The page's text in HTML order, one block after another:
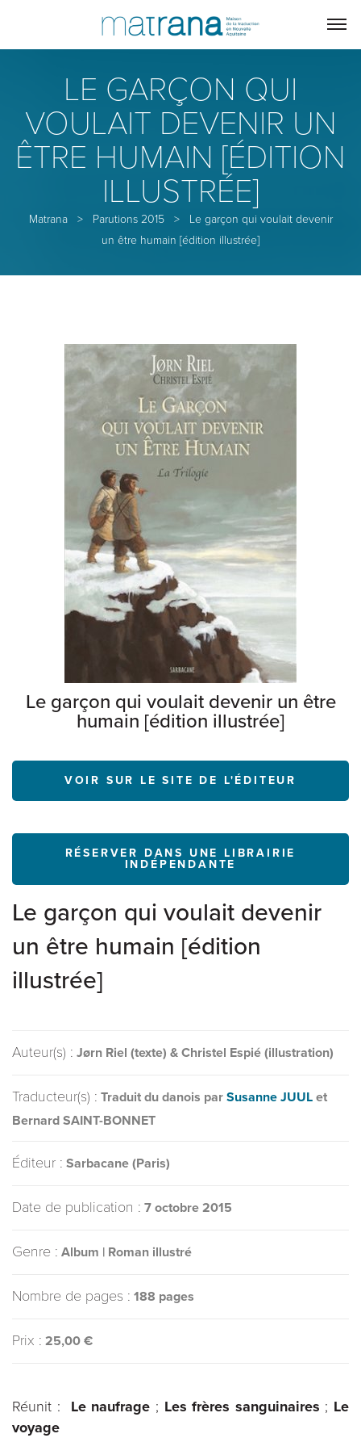
LE GARÇON QUI
VOULAIT DEVENIR UN
ÊTRE HUMAIN [ÉDITION
ILLUSTRÉE]
Matrana> Parutions 2015 >
Le garçon qui voulait devenir
un être humain [édition illustrée]
Le garçon qui voulait devenir un être
humain [édition illustrée]
VOIR SUR LE SITE DE L'ÉDITEUR
RÉSERVER DANS UNE LIBRAIRIE
INDÉPENDANTE
Le garçon qui voulait devenir
un être humain [édition
illustrée]
Auteur(s) : Jørn Riel (texte) & Christel Espié (illustration)
Traducteur(s) : Traduit du danois par Susanne JUUL et
Bernard SAINT-BONNET
Éditeur : Sarbacane (Paris)
Date de publication : 7 octobre 2015
Genre : Album | Roman illustré
Nombre de pages : 188 pages
Prix : 25,00 €
Réunit : Le naufrage ; Les frères sanguinaires ; Le
voyage